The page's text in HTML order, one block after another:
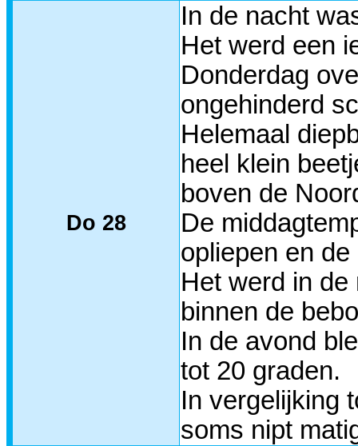
Do 28
In de nacht
Het werd een
Donderdag
ongehinderd
Helemaal
heel klein
boven de
De
opliepen en
Het werd in
binnen de
In de avond
tot 20 graden.
In vergelijking
soms nipt